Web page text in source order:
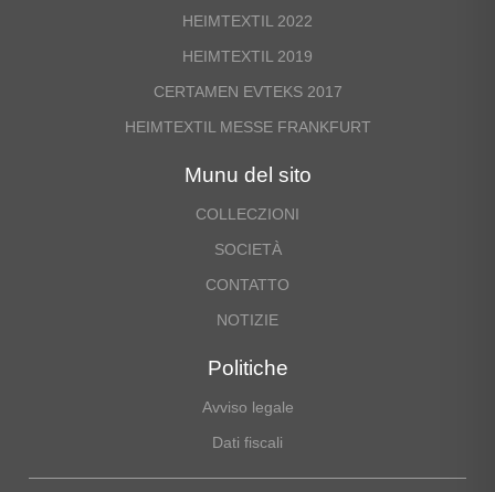
HEIMTEXTIL 2022
HEIMTEXTIL 2019
CERTAMEN EVTEKS 2017
HEIMTEXTIL MESSE FRANKFURT
Munu del sito
COLLECZIONI
SOCIETÀ
CONTATTO
NOTIZIE
Politiche
Avviso legale
Dati fiscali